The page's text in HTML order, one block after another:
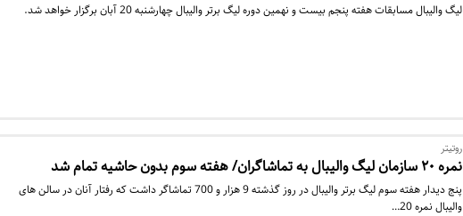
لیگ والیبال مسابقات هفته پنجم بیست و نهمین دوره لیگ برتر والیبال چهارشنبه 20 آبان برگزار خواهد شد.
روتیتر
نمره ۲۰ سازمان لیگ والیبال به تماشاگران/ هفته سوم بدون حاشیه تمام شد
پنج دیدار هفته سوم لیگ برتر والیبال در روز گذشته 9 هزار و 700 تماشاگر داشت که رفتار آنان در سالن های
والیبال نمره 20…